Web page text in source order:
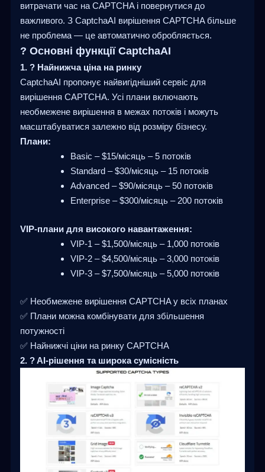
витрачати час на CAPTCHA і повернутися до
важливого. З CaptchaAI вирішення CAPTCHA більше
не проблема — це автоматично обробляється.
? Основні функції CaptchaAI
1. ? Найнижча ціна на ринку
CaptchaAI пропонує найвигідніший сервіс для
вирішення CAPTCHA. Усі плани включають
необмежене вирішення в межах потоків і можуть
масштабуватися залежно від розміру бізнесу.
Плани:
Basic – $15/місяць – 5 потоків
Standard – $30/місяць – 15 потоків
Advanced – $90/місяць – 50 потоків
Enterprise – $300/місяць – 200 потоків
VIP-плани для високого навантаження:
VIP-1 – $1,500/місяць – 1,000 потоків
VIP-2 – $4,500/місяць – 3,000 потоків
VIP-3 – $7,500/місяць – 5,000 потоків
✅ Необмежене вирішення CAPTCHA у всіх планах
✅ Плани можна комбінувати для збільшення
потужності
✅ Найнижчі ціни на ринку CAPTCHA
2. ? AI-рішення та широка сумісність